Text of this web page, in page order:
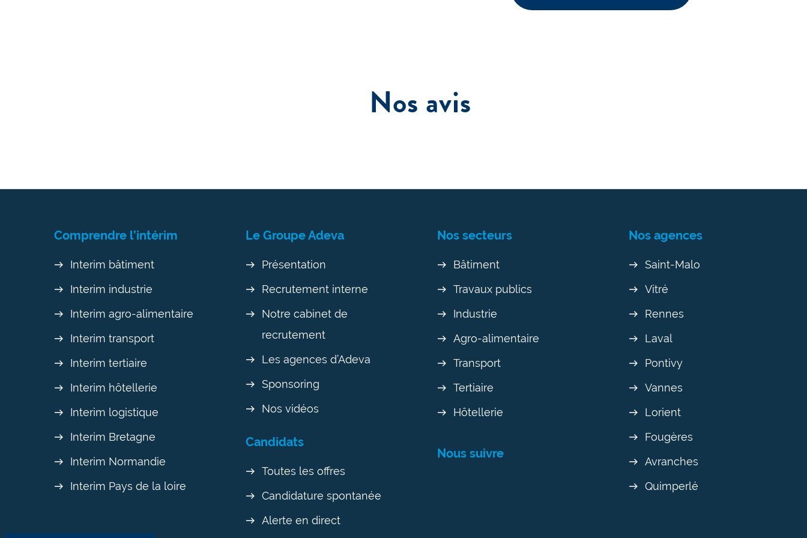
Nos avis
Comprendre l’intérim
Interim bâtiment
Interim industrie
Interim agro-alimentaire
Interim transport
Interim tertiaire
Interim hôtellerie
Interim logistique
Interim Bretagne
Interim Normandie
Interim Pays de la loire
Le Groupe Adeva
Présentation
Recrutement interne
Notre cabinet de
recrutement
Les agences d’Adeva
Sponsoring
Nos vidéos
Candidats
Toutes les offres
Candidature spontanée
Alerte en direct
Nos secteurs
Bâtiment
Travaux publics
Industrie
Agro-alimentaire
Transport
Tertiaire
Hôtellerie
Nous suivre
Nos agences
Saint-Malo
Vitré
Rennes
Laval
Pontivy
Vannes
Lorient
Fougères
Avranches
Quimperlé